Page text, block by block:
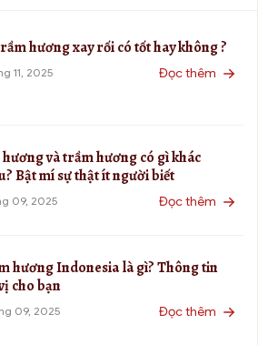
hương xay rối có tốt hay không ?
11, 2025 Đọc thêm
và trầm hương có gì khác
Bật mí sự thật ít người biết
09, 2025 Đọc thêm
hương Indonesia là gì? Thông tin
cho bạn
09, 2025 Đọc thêm